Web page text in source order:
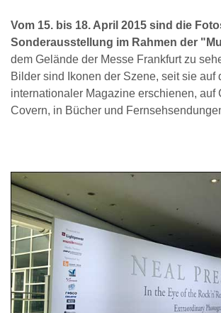
Vom 15. bis 18. April 2015 sind die
Sonderausstellung im Rahmen der
dem Gelände der Messe Frankfurt zu
Bilder sind Ikonen der Szene, seit sie auf
internationaler Magazine erschienen, auf
Covern, in Bücher und